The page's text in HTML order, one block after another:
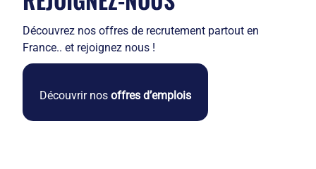
Découvrez nos offres de recrutement partout en
France.. et rejoignez nous !
Découvrir nos offres d’emplois